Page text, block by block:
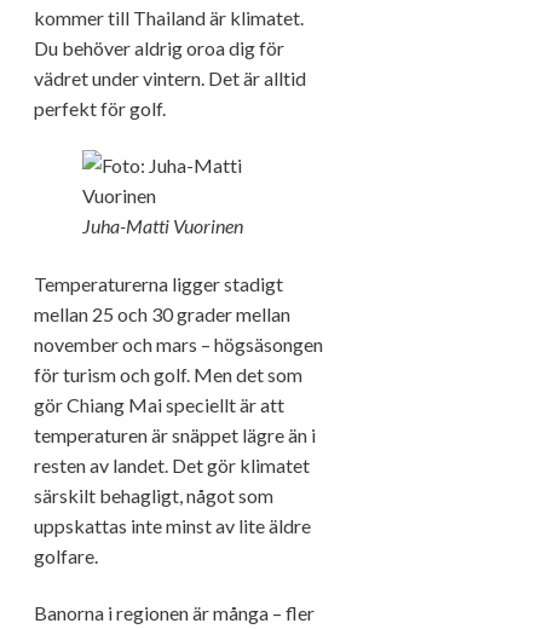
kommer till Thailand är klimatet.
Du behöver aldrig oroa dig för
vädret under vintern. Det är alltid
perfekt för golf.
Juha-Matti Vuorinen
Temperaturerna ligger stadigt
mellan 25 och 30 grader mellan
november och mars – högsäsongen
för turism och golf. Men det som
gör Chiang Mai speciellt är att
temperaturen är snäppet lägre än i
resten av landet. Det gör klimatet
särskilt behagligt, något som
uppskattas inte minst av lite äldre
golfare.
Banorna i regionen är många – fler